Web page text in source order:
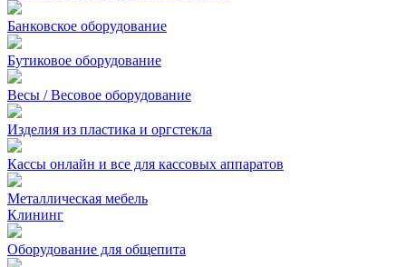
Банковское оборудование
Бутиковое оборудование
Весы / Весовое оборудование
Изделия из пластика и оргстекла
Кассы онлайн и все для кассовых аппаратов
Металлическая мебель
Клининг
Оборудование для общепита